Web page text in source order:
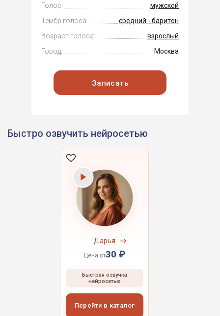
Голос:
мужской
Тембр голоса:
средний - баритон
Возраст голоса:
взрослый
Город:
Москва
Записать
Быстро озвучить нейросетью
Дарья
Цена от30 ₽
Быстрая озвучка
нейросетью
Перейти в каталог